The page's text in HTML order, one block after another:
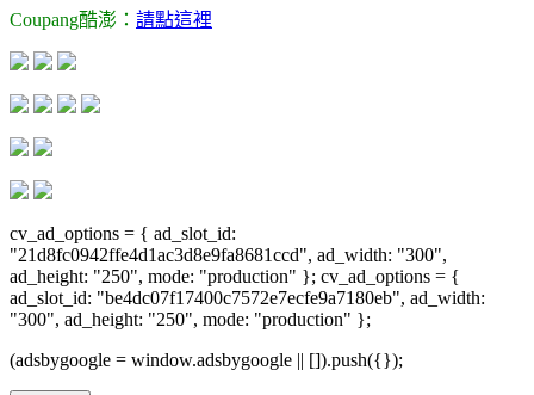
Coupang酷澎： 請點這裡
cv_ad_options = { ad_slot_id:
"21d8fc0942ffe4d1ac3d8e9fa8681ccd", ad_width: "300",
ad_height: "250", mode: "production" }; cv_ad_options = {
ad_slot_id: "be4dc07f17400c7572e7ecfe9a7180eb", ad_width:
"300", ad_height: "250", mode: "production" };
(adsbygoogle = window.adsbygoogle || []).push({});